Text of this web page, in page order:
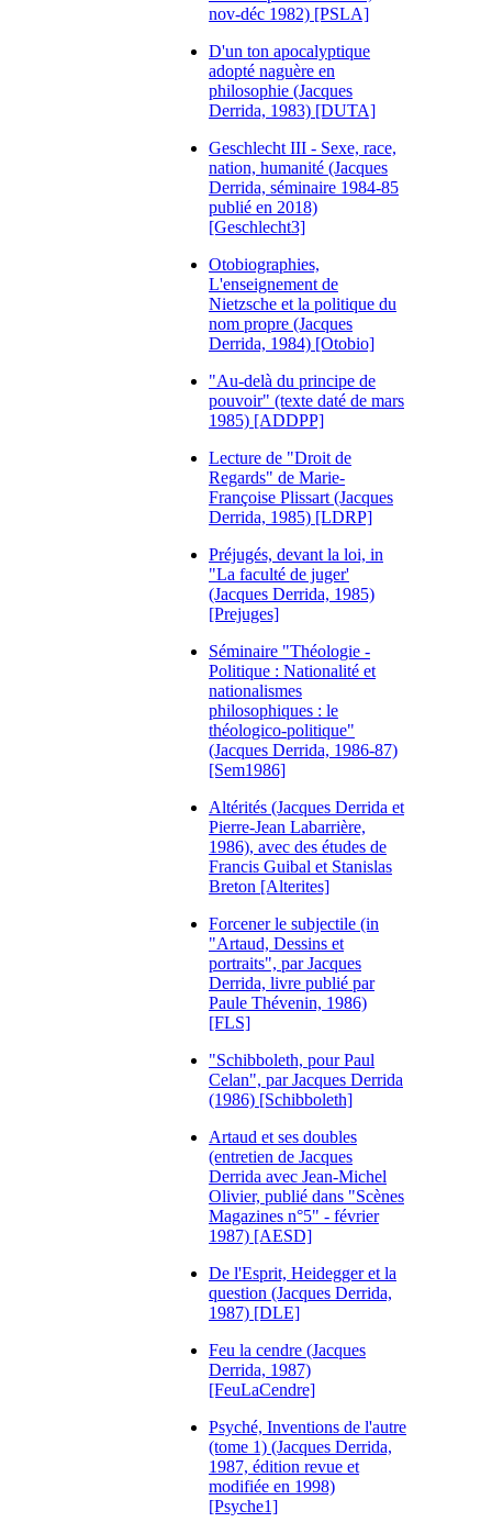
nov-déc 1982) [PSLA]
D'un ton apocalyptique
adopté naguère en
philosophie (Jacques
Derrida, 1983) [DUTA]
Geschlecht III - Sexe, race,
nation, humanité (Jacques
Derrida, séminaire 1984-85
publié en 2018)
[Geschlecht3]
Otobiographies,
L'enseignement de
Nietzsche et la politique du
nom propre (Jacques
Derrida, 1984) [Otobio]
"Au-delà du principe de
pouvoir" (texte daté de mars
1985) [ADDPP]
Lecture de "Droit de
Regards" de Marie-
Françoise Plissart (Jacques
Derrida, 1985) [LDRP]
Préjugés, devant la loi, in
"La faculté de juger'
(Jacques Derrida, 1985)
[Prejuges]
Séminaire "Théologie -
Politique : Nationalité et
nationalismes
philosophiques : le
théologico-politique"
(Jacques Derrida, 1986-87)
[Sem1986]
Altérités (Jacques Derrida et
Pierre-Jean Labarrière,
1986), avec des études de
Francis Guibal et Stanislas
Breton [Alterites]
Forcener le subjectile (in
"Artaud, Dessins et
portraits", par Jacques
Derrida, livre publié par
Paule Thévenin, 1986)
[FLS]
"Schibboleth, pour Paul
Celan", par Jacques Derrida
(1986) [Schibboleth]
Artaud et ses doubles
(entretien de Jacques
Derrida avec Jean-Michel
Olivier, publié dans "Scènes
Magazines n°5" - février
1987) [AESD]
De l'Esprit, Heidegger et la
question (Jacques Derrida,
1987) [DLE]
Feu la cendre (Jacques
Derrida, 1987)
[FeuLaCendre]
Psyché, Inventions de l'autre
(tome 1) (Jacques Derrida,
1987, édition revue et
modifiée en 1998)
[Psyche1]